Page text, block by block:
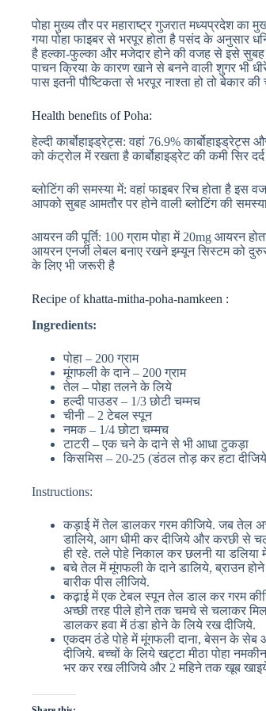
पोहा मुख्य तौर पर महाराष्ट्र गुजरात मध्यप्रदेश का
गया पोहा फाइबर से भरपूर होता है पसंद के अनुसार
है हल्का-फुल्का और मजेदार होने की वजह से इसे सुबह
पाचन क्रिया के कारण खाने से बनने वाली शुगर भी
पास इतनी पौष्टिकता से भरपूर नाश्ता हो तो बेकार
Health benefits of Poha:
हेल्दी कार्बोहाइड्रेट्स: वहां 76.9%
को कंट्रोल में रखता है कार्बोहाइड्रेट की कमी सिर
ब्लोटिंग की समस्या में: वहां फाइबर रिच होता है
आपको सुबह आमतौर पर होने वाली ब्लोटिंग की
आयरन की पूर्ति: 100 ग्राम पोहा में 20mg आयरन
आयरन एनर्जी लेबल बनाए रखने इम्यून सिस्टम को
के लिए भी जरूरी है
Recipe of khatta-mitha-poha-namkeen :
Ingredients:
पोहा – 200 ग्राम
मूंगफली के दाने – 200 ग्राम
तेल – पोहा तलने के लिये
हल्दी पाउडर – 1/3 छोटी चम्मच
चीनी – 2 टेबल स्पून
नमक – 1/4 छोटा चम्मच
टाटरी – एक चने के दाने से भी आधा टुकड़ा
किसमिस – 20-25 (डंठल तोड़ कर हटा
Instructions:
कड़ाई में तेल डालकर गरम कीजिये. जब तेल
डालिये, आग धीमी कर दीजिये और करछी से
ही रहे. तले पोहे निकाल कर छलनी या
बचे तेल में मूंगफली के दाने डालिये, ब्राउन
बारीक पीस लीजिये.
कढ़ाई में एक टेबल स्पून तेल डाल कर गरम
अच्छी तरह पीले होने तक चमचे से चलाकर
डालकर हवा में ठंडा होने के लिये रख दीजिये.
एकदम ठंडे पोहे में मूंगफली दाना, बेसन के सेब
दीजिये. बच्चों के लिये खट्टा मीठा पोहा
भर कर रख लीजिये और 2 महिने तक खूब